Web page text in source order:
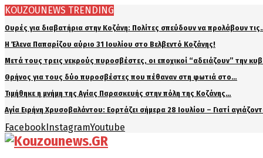
KOUZOUNEWS TRENDING
Ουρές για διαβατήρια στην Κοζάνη: Πολίτες σπεύδουν να προλάβουν
Η Έλενα Παπαρίζου αύριο 31 Ιουλίου στο Βελβεντό Κοζάνης!
Μετά τους τρεις νεκρούς πυροσβέστες, οι εποχικοί “αδειάζουν” την
Θρήνος για τους δύο πυροσβέστες που πέθαναν στη φωτιά στο…
Τιμήθηκε η μνήμη της Αγίας Παρασκευής στην πόλη της Κοζάνης…
Αγία Ειρήνη Χρυσοβαλάντου: Εορτάζει σήμερα 28 Ιουλίου – Γιατί
FacebookInstagramYoutube